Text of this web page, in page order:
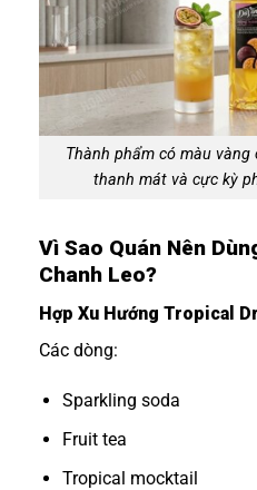
Thành phẩm có màu
thanh mát và cực kỳ
Vì Sao Quán Nên
Chanh Leo?
Hợp Xu Hướng Tropical
Các dòng:
Sparkling soda
Fruit tea
Tropical mocktail